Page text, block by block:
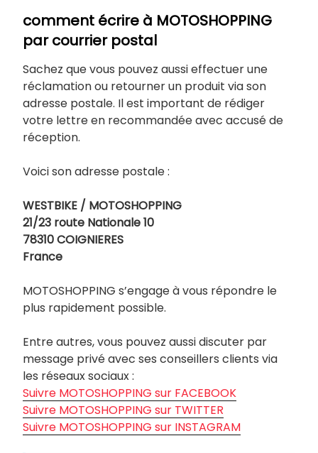
comment écrire à MOTOSHOPPING
par courrier postal
Sachez que vous pouvez aussi effectuer une
réclamation ou retourner un produit via son
adresse postale. Il est important de rédiger
votre lettre en recommandée avec accusé de
réception.
Voici son adresse postale :
WESTBIKE / MOTOSHOPPING
21/23 route Nationale 10
78310 COIGNIERES
France
MOTOSHOPPING s’engage à vous répondre le
plus rapidement possible.
Entre autres, vous pouvez aussi discuter par
message privé avec ses conseillers clients via
les réseaux sociaux :
Suivre MOTOSHOPPING sur FACEBOOK
Suivre MOTOSHOPPING sur TWITTER
Suivre MOTOSHOPPING sur INSTAGRAM